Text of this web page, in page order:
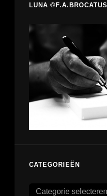
LUNA ©F.A.BROCATUS
CATEGORIEËN
Categorieën